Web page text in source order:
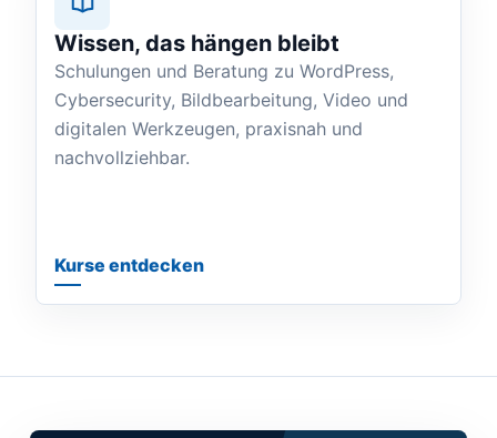
Wissen, das hängen bleibt
Schulungen und Beratung zu WordPress,
Cybersecurity, Bildbearbeitung, Video und
digitalen Werkzeugen, praxisnah und
nachvollziehbar.
Kurse entdecken